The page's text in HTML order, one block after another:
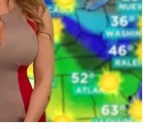
želite priznati.
na vaše odluke.